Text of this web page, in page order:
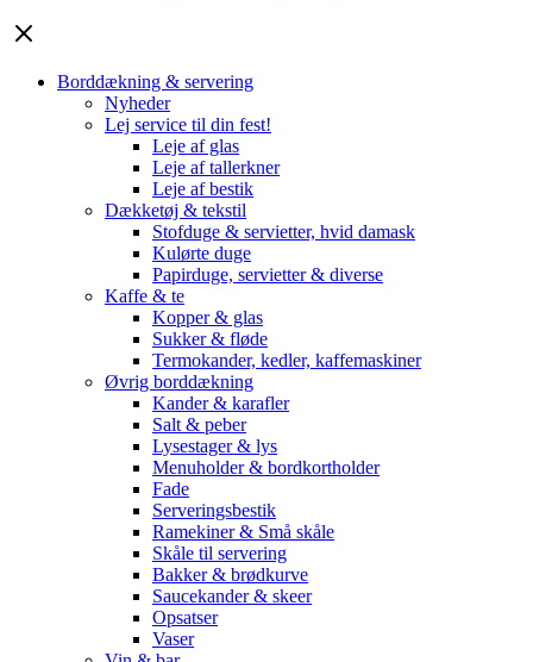
Borddækning & servering
Nyheder
Lej service til din fest!
Leje af glas
Leje af tallerkner
Leje af bestik
Dækketøj & tekstil
Stofduge & servietter, hvid damask
Kulørte duge
Papirduge, servietter & diverse
Kaffe & te
Kopper & glas
Sukker & fløde
Termokander, kedler, kaffemaskiner
Øvrig borddækning
Kander & karafler
Salt & peber
Lysestager & lys
Menuholder & bordkortholder
Fade
Serveringsbestik
Ramekiner & Små skåle
Skåle til servering
Bakker & brødkurve
Saucekander & skeer
Opsatser
Vaser